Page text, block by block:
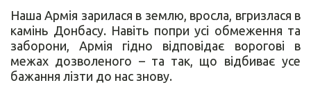
Наша Армія зарилася в землю, вросла, вгризлася в
камінь Донбасу. Навіть попри усі обмеження та
заборони, Армія гідно відповідає ворогові в
межах дозволеного – та так, що відбиває усе
бажання лізти до нас знову.